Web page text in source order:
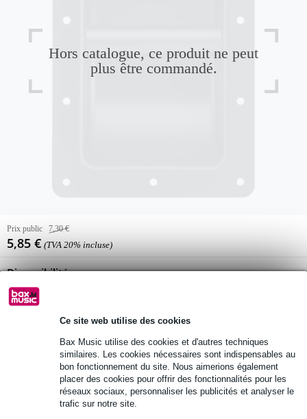
Ce site web utilise des cookies
Bax Music utilise des cookies et d'autres techniques
similaires. Les cookies nécessaires sont indispensables au
bon fonctionnement du site. Nous aimerions également
placer des cookies pour offrir des fonctionnalités pour les
réseaux sociaux, personnaliser les publicités et analyser le
trafic sur notre site.
Hors catalogue, ce produit ne peut
plus être commandé.
Prix public 7,30 €
5,85 € (TVA 20% incluse)
Disponibilité Temporairement non disponible
30 jours satisfait ou remboursé
Informations